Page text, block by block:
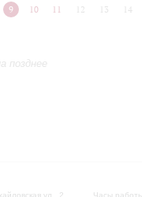
9 10 11 12 13 14
позднее
ул., 2 Часы